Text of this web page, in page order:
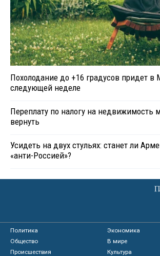
Похолодание до +16 градусов придет в
следующей неделе
Переплату по налогу на недвижимость
вернуть
Усидеть на двух стульях: станет ли
«анти-Россией»?
Политика
Экономика
Общество
В мире
Происшествия
Культура